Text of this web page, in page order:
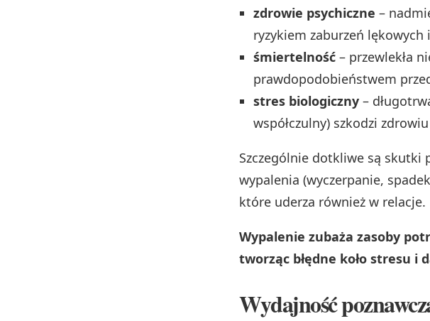
zdrowie psychiczne –
ryzykiem zaburzeń lękowych
śmiertelność – przewlekła
prawdopodobieństwem
stres biologiczny –
współczulny) szkodzi
Szczególnie dotkliwe są skutki
wypalenia (wyczerpanie,
które uderza również w relacje.
Wypalenie zubaża zasoby
tworząc błędne koło stresu i
Wydajność